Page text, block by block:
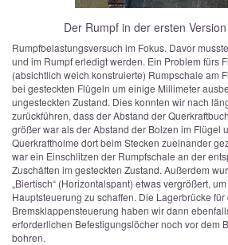
Der Rumpf in der ersten
Rumpfbelastungsversuch im Fokus. Davor
und im Rumpf erledigt werden. Ein Problem fürs
(absichtlich weich konstruierte) Rumpschale am
bei gesteckten Flügeln um einige Millimeter
ungesteckten Zustand. Dies konnten wir nach
zurückführen, dass der Abstand der
größer war als der Abstand der Bolzen im Flügel
Querkraftholme dort beim Stecken zueinander
war ein Einschlitzen der Rumpfschale an der
Zuschäften im gesteckten Zustand. Außerdem
„Biertisch“ (Horizontalspant) etwas vergrößert,
Hauptsteuerung zu schaffen. Die Lagerbrücke für
Bremsklappensteuerung haben wir dann
erforderlichen Befestigungslöcher noch vor dem
bohren.